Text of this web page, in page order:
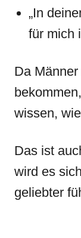
„In
für mich
Da
wissen,
Das ist
wird es
geliebter